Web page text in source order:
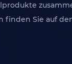
finden Sie auf